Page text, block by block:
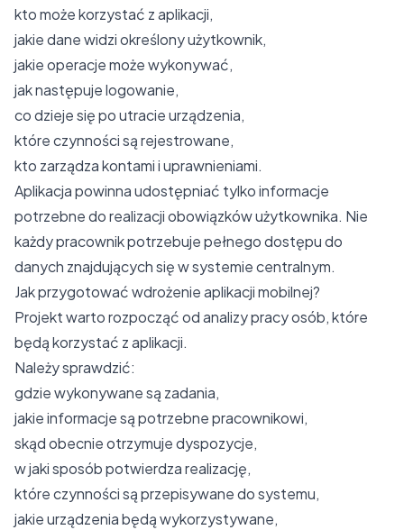
kto może korzystać z aplikacji,
jakie dane widzi określony użytkownik,
jakie operacje może wykonywać,
jak następuje logowanie,
co dzieje się po utracie urządzenia,
które czynności są rejestrowane,
kto zarządza kontami i uprawnieniami.
Aplikacja powinna udostępniać tylko informacje
potrzebne do realizacji obowiązków użytkownika. Nie
każdy pracownik potrzebuje pełnego dostępu do
danych znajdujących się w systemie centralnym.
Jak przygotować wdrożenie aplikacji mobilnej?
Projekt warto rozpocząć od analizy pracy osób, które
będą korzystać z aplikacji.
Należy sprawdzić:
gdzie wykonywane są zadania,
jakie informacje są potrzebne pracownikowi,
skąd obecnie otrzymuje dyspozycje,
w jaki sposób potwierdza realizację,
które czynności są przepisywane do systemu,
jakie urządzenia będą wykorzystywane,